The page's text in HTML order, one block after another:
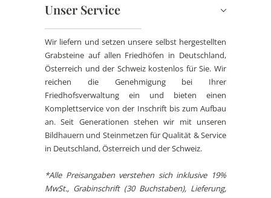
Unser Service
Wir liefern und setzen unsere selbst hergestellten
Grabsteine auf allen Friedhöfen in Deutschland,
Österreich und der Schweiz kostenlos für Sie. Wir
reichen die Genehmigung bei Ihrer
Friedhofsverwaltung ein und bieten einen
Komplettservice von der Inschrift bis zum Aufbau
an. Seit Generationen stehen wir mit unseren
Bildhauern und Steinmetzen für Qualität & Service
in Deutschland, Österreich und der Schweiz.
*Alle Preisangaben verstehen sich inklusive 19%
MwSt., Grabinschrift (30 Buchstaben), Lieferung,